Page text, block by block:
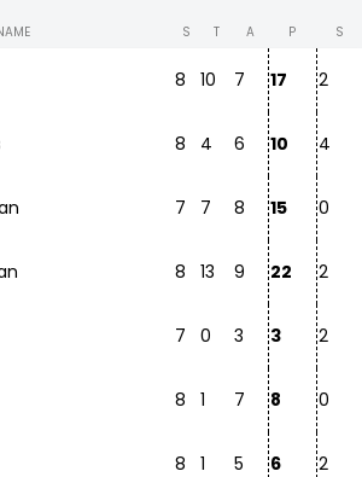
S T A P S
8 10 7 17 2
8 4 6 10 4
7 7 8 15 0
8 13 9 22 2
7 0 3 3 2
8 1 7 8 0
8 1 5 6 2